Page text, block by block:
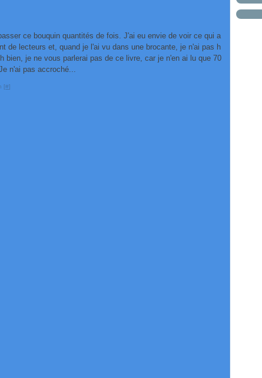
ce bouquin quantités de fois. J'ai eu envie de voir ce qui a
de lecteurs et, quand je l'ai vu dans une brocante, je n'ai pas h
bien, je ne vous parlerai pas de ce livre, car je n'en ai lu que 70
n'ai pas accroché...
[#]